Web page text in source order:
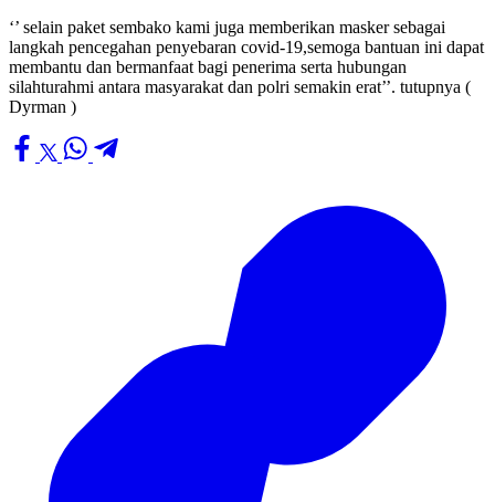
‘’ selain paket sembako kami juga memberikan masker sebagai
langkah pencegahan penyebaran covid-19,semoga bantuan ini dapat
membantu dan bermanfaat bagi penerima serta hubungan
silahturahmi antara masyarakat dan polri semakin erat’’. tutupnya (
Dyrman )